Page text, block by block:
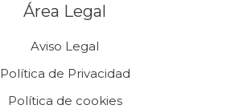
Área Legal
Aviso Legal
Política de Privacidad
Política de cookies